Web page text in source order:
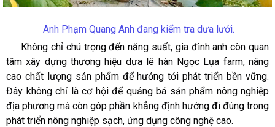
Anh Phạm Quang Anh đang kiểm tra dưa lưới.
Không chỉ chú trọng đến năng suất, gia đình anh còn quan
tâm xây dựng thương hiệu dưa lê hàn Ngọc Lụa farm, nâng
cao chất lượng sản phẩm để hướng tới phát triển bền vững.
Đây không chỉ là cơ hội để quảng bá sản phẩm nông nghiệp
địa phương mà còn góp phần khẳng định hướng đi đúng trong
phát triển nông nghiệp sạch, ứng dụng công nghệ cao.